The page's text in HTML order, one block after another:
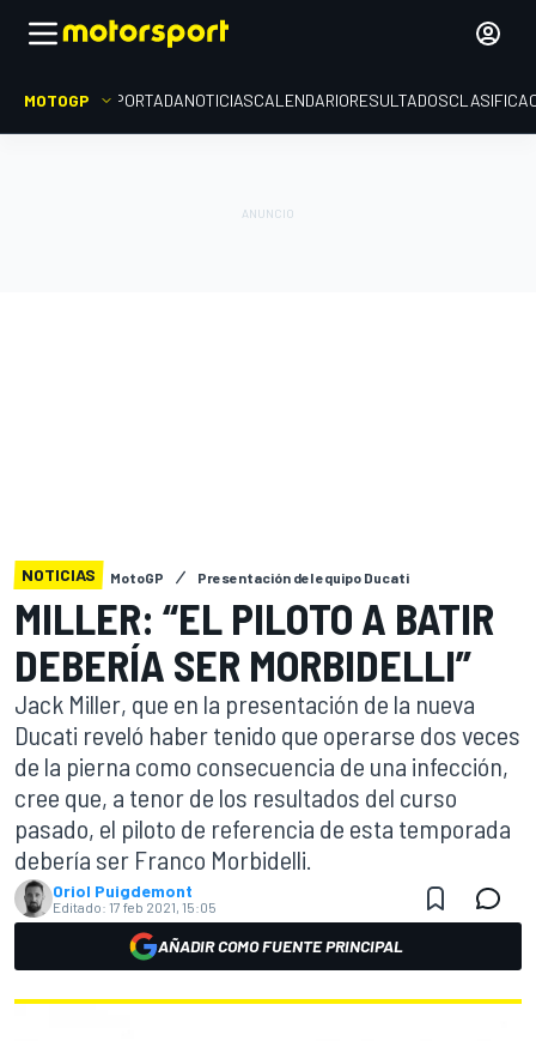
MOTOGP PORTADANOTICIASCALENDARIORESULTADOS
NOTICIAS MotoGP Presentación del equipo Ducati
MILLER: “EL PILOTO A BATIR
DEBERÍA SER MORBIDELLI”
Jack Miller, que en la presentación de la nueva
Ducati reveló haber tenido que operarse dos veces
de la pierna como consecuencia de una infección,
cree que, a tenor de los resultados del curso
pasado, el piloto de referencia de esta temporada
debería ser Franco Morbidelli.
Oriol Puigdemont
Editado: 17 feb 2021, 15:05
AÑADIR COMO FUENTE PRINCIPAL